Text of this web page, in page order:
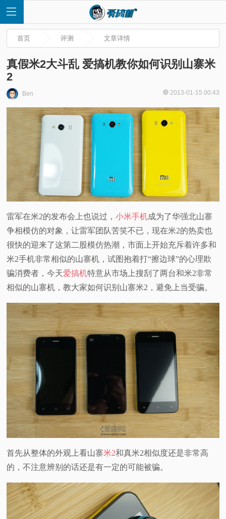
首
讯
测
视
频
科
普
验
题
首页 评测 文章详情
真假米2大斗乱 爱搞机教你如何识别山寨米
2
Ben 2013-01-15 00:43
雷军在米2的发布会上也说过，小米手机成为了华强北山寨
争相模仿的对象，让雷军团队苦笑不已，现在米2的热卖也
很快的迎来了这第二股模仿热潮，市面上开始充斥着许多和
米2手机非常相似的山寨机，试图抱着打“擦边球”的心理欺
骗消费者，今天爱搞机特意从市场上搜刮了两台和米2非常
相似的山寨机，教大家如何识别山寨米2，避免上当受骗。
首先从整体的外观上看山寨米2和真米2相似度还是非常高
的，不注意辨别的话还是有一定的可能被骗。